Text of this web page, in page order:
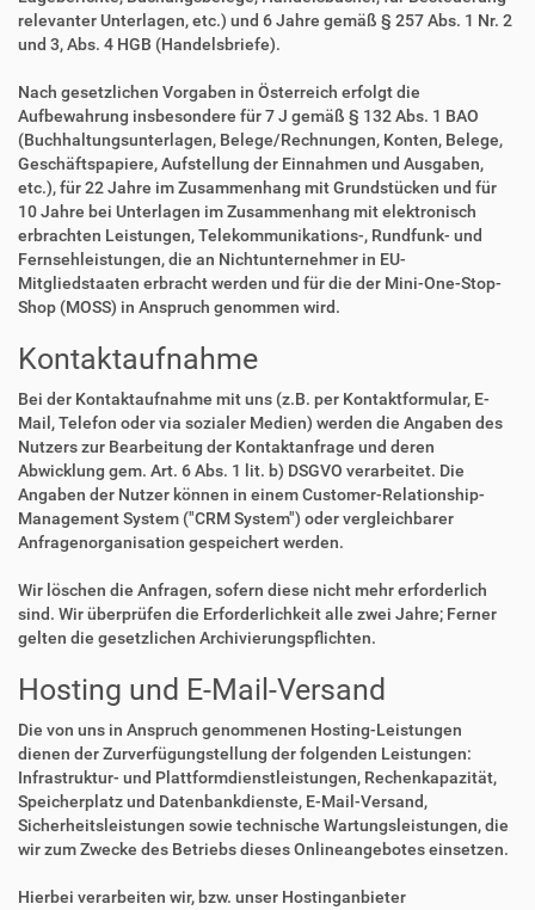
relevanter Unterlagen, etc.) und 6 Jahre gemäß § 257 Abs. 1 Nr. 2
und 3, Abs. 4 HGB (Handelsbriefe).
Nach gesetzlichen Vorgaben in Österreich erfolgt die
Aufbewahrung insbesondere für 7 J gemäß § 132 Abs. 1 BAO
(Buchhaltungsunterlagen, Belege/Rechnungen, Konten, Belege,
Geschäftspapiere, Aufstellung der Einnahmen und Ausgaben,
etc.), für 22 Jahre im Zusammenhang mit Grundstücken und für
10 Jahre bei Unterlagen im Zusammenhang mit elektronisch
erbrachten Leistungen, Telekommunikations-, Rundfunk- und
Fernsehleistungen, die an Nichtunternehmer in EU-
Mitgliedstaaten erbracht werden und für die der Mini-One-Stop-
Shop (MOSS) in Anspruch genommen wird.
Kontaktaufnahme
Bei der Kontaktaufnahme mit uns (z.B. per Kontaktformular, E-
Mail, Telefon oder via sozialer Medien) werden die Angaben des
Nutzers zur Bearbeitung der Kontaktanfrage und deren
Abwicklung gem. Art. 6 Abs. 1 lit. b) DSGVO verarbeitet. Die
Angaben der Nutzer können in einem Customer-Relationship-
Management System ("CRM System") oder vergleichbarer
Anfragenorganisation gespeichert werden.
Wir löschen die Anfragen, sofern diese nicht mehr erforderlich
sind. Wir überprüfen die Erforderlichkeit alle zwei Jahre; Ferner
gelten die gesetzlichen Archivierungspflichten.
Hosting und E-Mail-Versand
Die von uns in Anspruch genommenen Hosting-Leistungen
dienen der Zurverfügungstellung der folgenden Leistungen:
Infrastruktur- und Plattformdienstleistungen, Rechenkapazität,
Speicherplatz und Datenbankdienste, E-Mail-Versand,
Sicherheitsleistungen sowie technische Wartungsleistungen, die
wir zum Zwecke des Betriebs dieses Onlineangebotes einsetzen.
Hierbei verarbeiten wir, bzw. unser Hostinganbieter